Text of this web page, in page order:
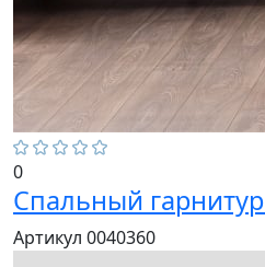
0
Спальный
Артикул 0040360